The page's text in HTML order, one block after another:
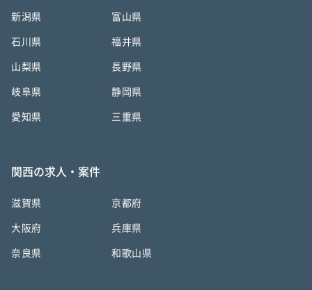
新潟県 富山県
石川県 福井県
山梨県 長野県
岐阜県 静岡県
愛知県 三重県
関西の求人・案件
滋賀県 京都府
大阪府 兵庫県
奈良県 和歌山県